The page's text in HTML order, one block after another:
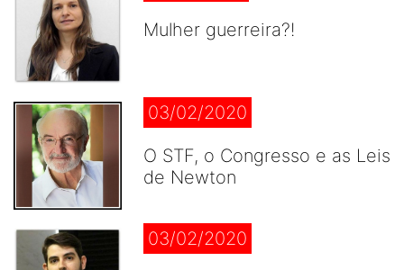
Mulher guerreira?!
03/02/2020
O STF, o Congresso e as Leis
de Newton
03/02/2020